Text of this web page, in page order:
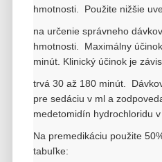
hmotnosti. Použite nižšie
na určenie správneho
hmotnosti. Maximálny
minút. Klinický účinok je
trvá 30 až 180 minút.
pre sedáciu v ml a
medetomidín hydrochloridu
Na premedikáciu použite
tabuľke: